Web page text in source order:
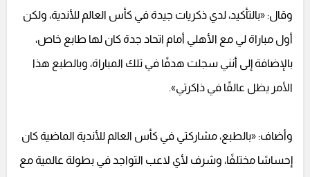
وقال: «بالتأكيد، لدي ذكريات جيدة في كأس العالم للأندية، ولكن
أول مباراة لي مع الأهلي أمام اتحاد جدة كان لها طابع خاص،
بالإضافة إلى أنني سجلت هدفًا في تلك المباراة، وبالطبع هذا
الأمر يظل عالقًا في ذاكرتي».
وأضاف: «بالطبع، مشاركتي في كأس العالم للأندية الماضية كان
إحساسًا مختلفًا، وشرف لأي لاعب التواجد في بطولة عالمية مع